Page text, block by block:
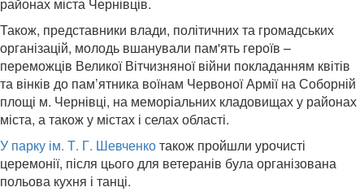
Також, представники влади, політичних та громадських
організацій, молодь вшанували пам'ять героїв –
переможців Великої Вітчизняної війни покладанням квітів
та вінків до пам’ятника воїнам Червоної Армії на Соборній
площі м. Чернівці, на меморіальних кладовищах у районах
міста, а також у містах і селах області.
У парку ім. Т. Г. Шевченкотакож пройшли урочисті
церемонії, після цього для ветеранів була організована
польова кухня і танці.